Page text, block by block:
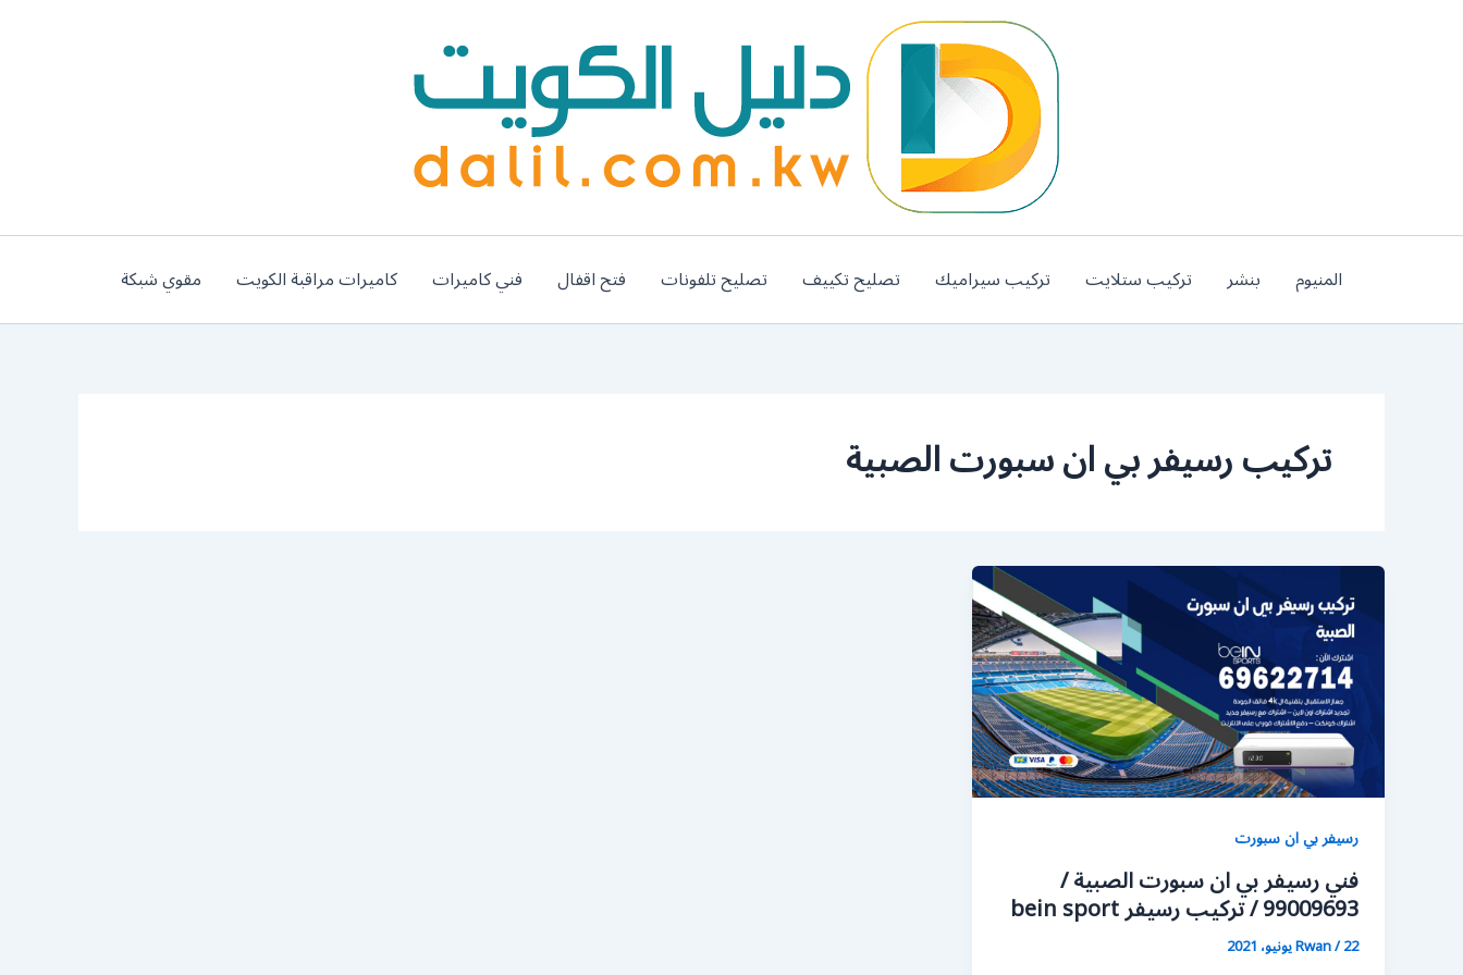
المنيوم بنشر تركيب ستلايت تركيب سيراميك تصليح تكييف تصليح تلفونات فتح اقفال فني كاميرات كاميرات مراقبة الكويت مقوي شبكة
تركيب رسيفر بي ان سبورت الصبية
رسيفر بي ان سبورت
فني رسيفر بي ان سبورت الصبية /
99009693 / تركيب رسيفر bein sport
Rwan/22 يونيو، 2021